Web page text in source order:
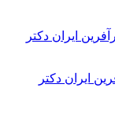
ایران دکتر